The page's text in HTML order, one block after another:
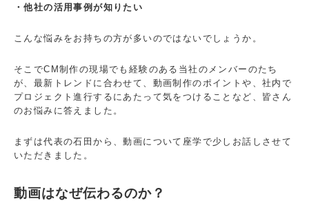
・他社の活用事例が知りたい
こんな悩みをお持ちの方が多いのではないでしょうか。
そこでCM制作の現場でも経験のある当社のメンバーのたち
が、最新トレンドに合わせて、動画制作のポイントや、社内で
プロジェクト進行するにあたって気をつけることなど、皆さん
のお悩みに答えました。
まずは代表の石田から、動画について座学で少しお話しさせて
いただきました。
動画はなぜ伝わるのか？